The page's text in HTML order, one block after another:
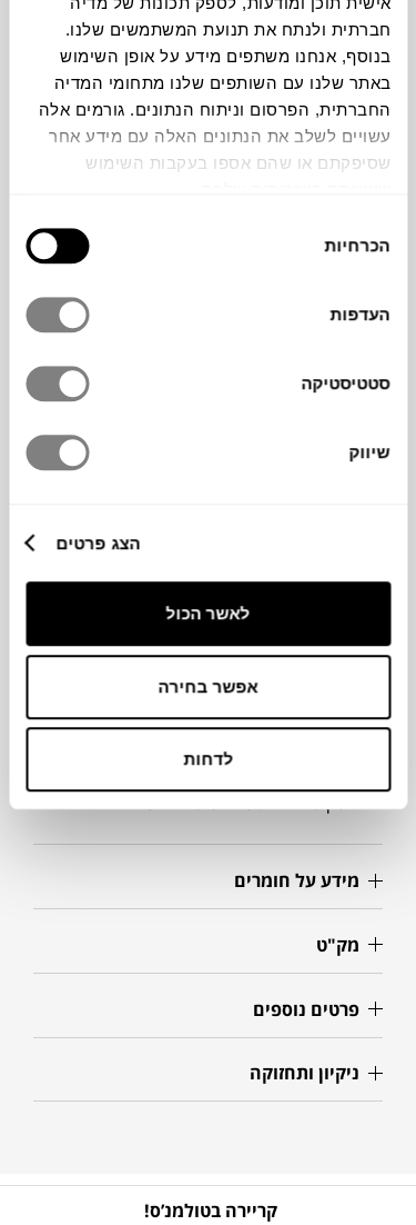
חברתית ולנתח את תנועת המשתמשים שלנו.
בנוסף, אנחנו משתפים מידע על אופן השימוש
באתר שלנו עם השותפים שלנו מתחומי המדיה
החברתית, הפרסום וניתוח הנתונים. גורמים אלה
עשויים לשלב את הנתונים האלה עם מידע אחר
שסיפקתם או שהם אספו בעקבות השימוש
הסכמה
הכרחיות
העדפות
סטטיסטיקה
שיווק
הצג פרטים
לאשר הכול
אפשר בחירה
לדחות
צבעים
ואלגנטיים היוצרים תחושת קלילות באמצעות
השימוש באלומיניום ומשטי דק של קרמיקה
בו מגיע השולחן מאפשרות למקם בכל מרפסת
או גינה או בכל פינת אוכל. בגרסאות הנפתחות
מנגנון הפתיחה של השולחן מאפשר לו להיפתח
לממדים שיתאימו לכל אירוח משפחתי רב
לההגנה מקסימלית בפני פגעי מזג אוויר הוסיפו
מידות
מגוון גדלים נוספים וגרסאות נפתחות
מידע על חומרים
מק"ט
פרטים נוספים
ניקיון ותחזוקה
קריירה בטולמנ’ס!